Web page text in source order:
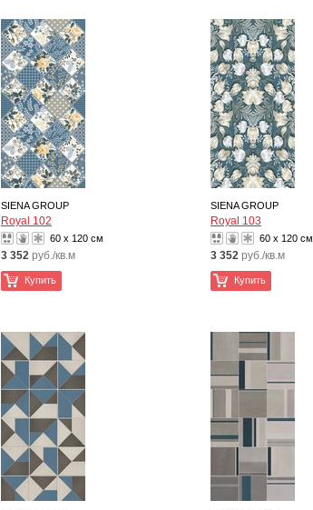
SIENA GROUP
Royal 102
60 x 120 см
3 352 руб./кв.м
Купить
SIENA GROUP
Royal 103
60 x 120 см
3 352 руб./кв.м
Купить